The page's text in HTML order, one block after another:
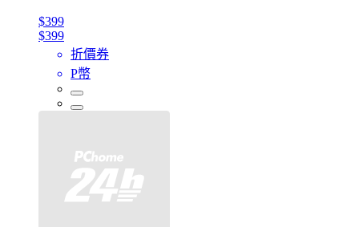
$399
$399
折價券
P幣